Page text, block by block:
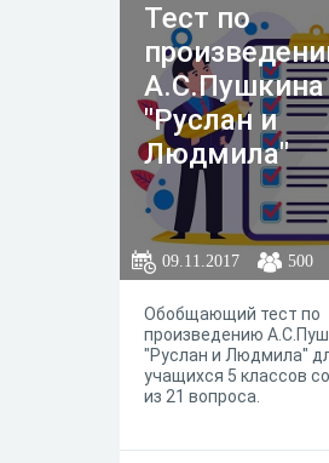
Тест по
А.С.Пушкина
"Руслан и
Людмила"
09.11.2017 500
Обобщающий тест по
произведению
"Руслан и Людмила"
учащихся 5 классов
из 21 вопроса.